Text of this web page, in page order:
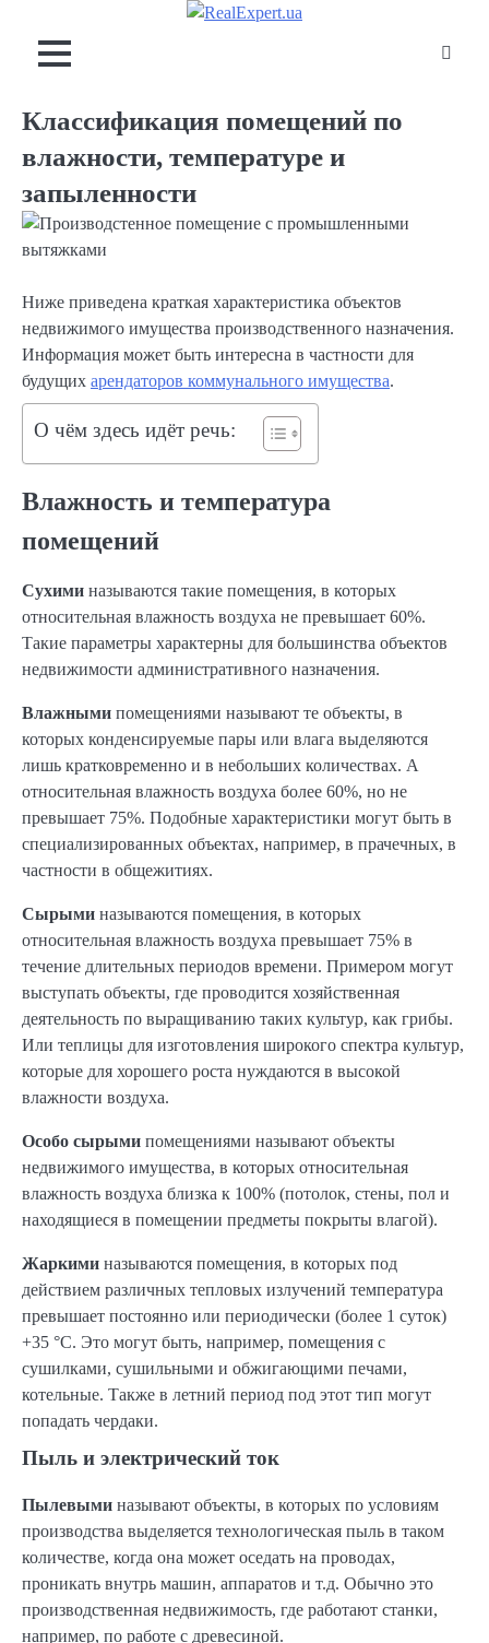
content
Классификация помещений по
влажности, температуре и
запыленности
Ниже приведена краткая характеристика объектов
недвижимого имущества производственного назначения.
Информация может быть интересна в частности для
будущих арендаторов коммунального имущества.
О чём здесь идёт речь:
Влажность и температура
помещений
Сухими называются такие помещения, в которых
относительная влажность воздуха не превышает 60%.
Такие параметры характерны для большинства объектов
недвижимости административного назначения.
Влажными помещениями называют те объекты, в
которых конденсируемые пары или влага выделяются
лишь кратковременно и в небольших количествах. А
относительная влажность воздуха более 60%, но не
превышает 75%. Подобные характеристики могут быть в
специализированных объектах, например, в прачечных, в
частности в общежитиях.
Сырыми называются помещения, в которых
относительная влажность воздуха превышает 75% в
течение длительных периодов времени. Примером могут
выступать объекты, где проводится хозяйственная
деятельность по выращиванию таких культур, как грибы.
Или теплицы для изготовления широкого спектра культур,
которые для хорошего роста нуждаются в высокой
влажности воздуха.
Особо сырыми помещениями называют объекты
недвижимого имущества, в которых относительная
влажность воздуха близка к 100% (потолок, стены, пол и
находящиеся в помещении предметы покрыты влагой).
Жаркими называются помещения, в которых под
действием различных тепловых излучений температура
превышает постоянно или периодически (более 1 суток)
+35 °С. Это могут быть, например, помещения с
сушилками, сушильными и обжигающими печами,
котельные. Также в летний период под этот тип могут
попадать чердаки.
Пыль и электрический ток
Пылевыми называют объекты, в которых по условиям
производства выделяется технологическая пыль в таком
количестве, когда она может оседать на проводах,
проникать внутрь машин, аппаратов и т.д. Обычно это
производственная недвижимость, где работают станки,
например, по работе с древесиной.